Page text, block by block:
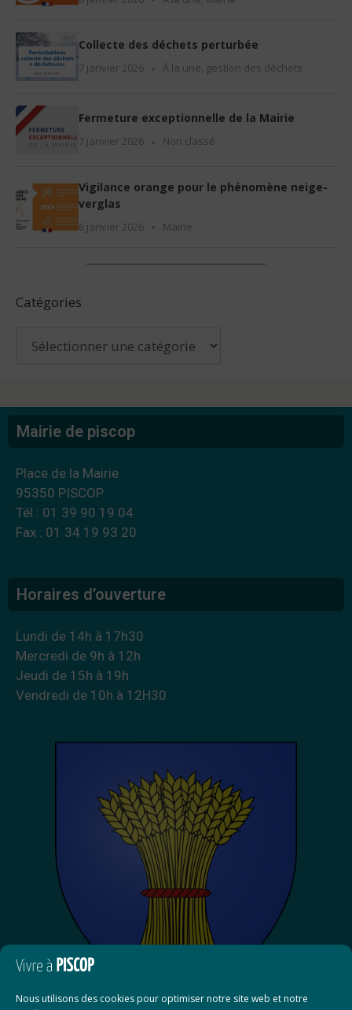
Nous utilisons des cookies pour optimiser notre site web et notre
Collecte des déchets perturbée
7 janvier 2026 À la une, gestion des déchets
Fermeture exceptionnelle de la Mairie
7 janvier 2026 Non classé
Vigilance orange pour le phénomène neige-
verglas
6 janvier 2026 Mairie
Catégories
Mairie de piscop
Place de la Mairie
95350 PISCOP
Tél : 01 39 90 19 04
Fax : 01 34 19 93 20
Horaires d’ouverture
Lundi de 14h à 17h30
Mercredi de 9h à 12h
Jeudi de 15h à 19h
Vendredi de 10h à 12H30